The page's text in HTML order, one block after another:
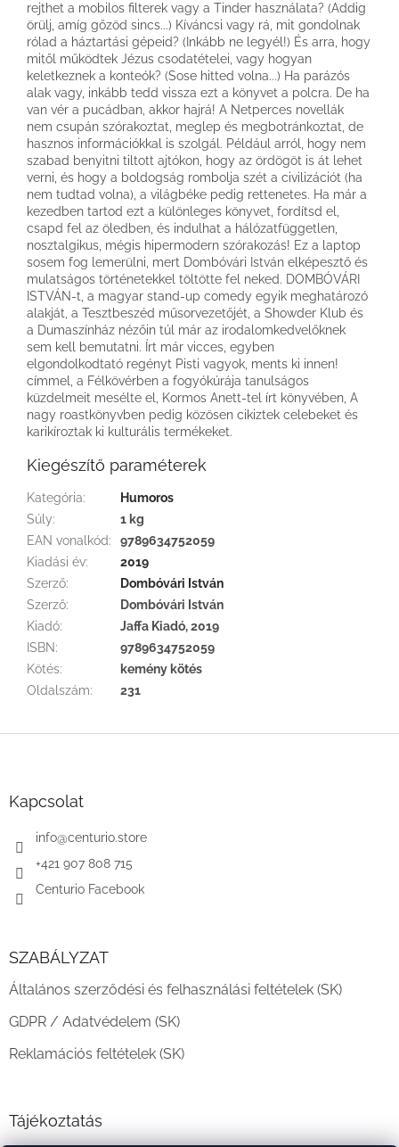
rejthet a mobilos filterek vagy a Tinder használata? (Addig
örülj, amíg gőzöd sincs...) Kíváncsi vagy rá, mit gondolnak
rólad a háztartási gépeid? (Inkább ne legyél!) És arra, hogy
mitől működtek Jézus csodatételei, vagy hogyan
keletkeznek a konteók? (Sose hitted volna...) Ha parázós
alak vagy, inkább tedd vissza ezt a könyvet a polcra. De ha
van vér a pucádban, akkor hajrá! A Netperces novellák
nem csupán szórakoztat, meglep és megbotránkoztat, de
hasznos információkkal is szolgál. Például arról, hogy nem
szabad benyitni tiltott ajtókon, hogy az ördögöt is át lehet
verni, és hogy a boldogság rombolja szét a civilizációt (ha
nem tudtad volna), a világbéke pedig rettenetes. Ha már a
kezedben tartod ezt a különleges könyvet, fordítsd el,
csapd fel az öledben, és indulhat a hálózatfüggetlen,
nosztalgikus, mégis hipermodern szórakozás! Ez a laptop
sosem fog lemerülni, mert Dombóvári István elképesztő és
mulatságos történetekkel töltötte fel neked. DOMBÓVÁRI
ISTVÁN-t, a magyar stand-up comedy egyik meghatározó
alakját, a Tesztbeszéd műsorvezetőjét, a Showder Klub és
a Dumaszínház nézőin túl már az irodalomkedvelőknek
sem kell bemutatni. Írt már vicces, egyben
elgondolkodtató regényt Pisti vagyok, ments ki innen!
címmel, a Félkövérben a fogyókúrája tanulságos
küzdelmeit mesélte el, Kormos Anett-tel írt könyvében, A
nagy roastkönyvben pedig közösen cikiztek celebeket és
karikíroztak ki kulturális termékeket.
Kiegészítő paraméterek
Kategória:
Humoros
Súly:
1 kg
EAN vonalkód:
9789634752059
Kiadási év:
2019
Szerző:
Dombóvári István
Szerző:
Dombóvári István
Kiadó:
Jaffa Kiadó, 2019
ISBN:
9789634752059
Kötés:
kemény kötés
Oldalszám: 231
Kapcsolat
info@centurio.store
+421 907 808 715
Centurio Facebook
SZABÁLYZAT
Általános szerződési és felhasználási feltételek (SK)
GDPR / Adatvédelem (SK)
Reklamációs feltételek (SK)
Tájékoztatás